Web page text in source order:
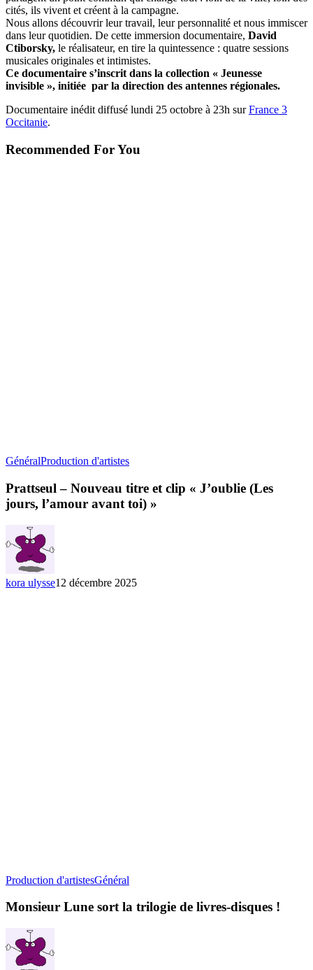
cités, ils vivent et créent à la campagne.
Nous allons découvrir leur travail, leur personnalité et nous immiscer
dans leur quotidien. De cette immersion documentaire, David
Ctiborsky, le réalisateur, en tire la quintessence : quatre sessions
musicales originales et intimistes.
Ce documentaire s’inscrit dans la collection « Jeunesse
invisible », initiée par la direction des antennes régionales.
Documentaire inédit diffusé lundi 25 octobre à 23h surFrance 3
Occitanie.
Recommended For You
GénéralProduction d'artistesPrattseul
Nouveau
titre
et
avant
Prattseul – Nouveau titre et clip « J’oublie (Les
jours, l’amour avant toi) »
kora ulysse12 décembre 2025
Production d'artistesGénéral
sort
Monsieur Lune sort la trilogie de livres-disques !